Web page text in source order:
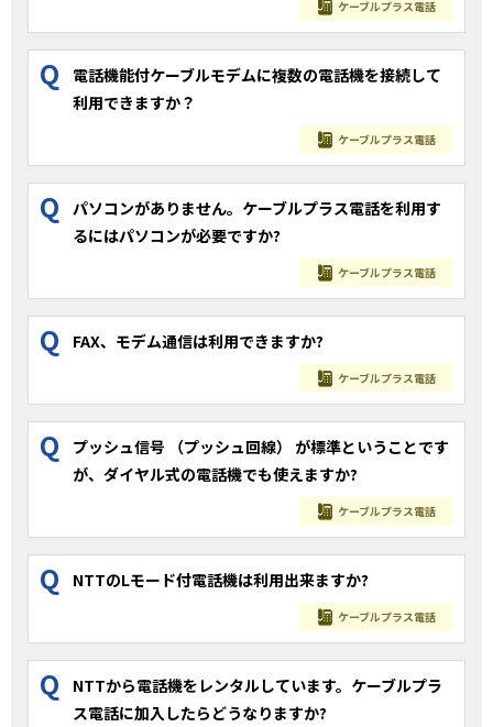
ケーブルプラス電話
Q
電話機能付ケーブルモデムに複数の電話機を接続して
利用できますか？
ケーブルプラス電話
Q
パソコンがありません。ケーブルプラス電話を利用す
るにはパソコンが必要ですか?
ケーブルプラス電話
Q FAX、モデム通信は利用できますか?
ケーブルプラス電話
Q
プッシュ信号 （プッシュ回線） が標準ということです
が、ダイヤル式の電話機でも使えますか?
ケーブルプラス電話
Q NTTのLモード付電話機は利用出来ますか?
ケーブルプラス電話
Q
NTTから電話機をレンタルしています。ケーブルプラ
ス電話に加入したらどうなりますか?